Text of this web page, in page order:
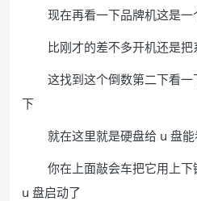
现在再看一下品牌机这是
比刚才的差不多开机还是
这找到这个倒数第二下看
下
就在这里就是硬盘给 u 盘
你在上面敲会车把它用上
u 盘启动了